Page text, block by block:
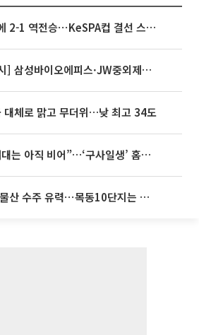
한화생명, 젠지에 2-1 역전승⋯KeSPA컵 결선 스테이지 2 직행
[오늘의 주요공시] 삼성바이오에피스·JW중외제약·한미반도체·SK바이오사이언스 등
대체로 맑고 무더위…낮 최고 34도
“문 열었지만 매대는 아직 비어”…‘구사일생’ 홈플러스, 정상화 시험대[르포]
성수3지구 삼성물산 수주 유력⋯목동10단지는 현대건설 단독 응찰